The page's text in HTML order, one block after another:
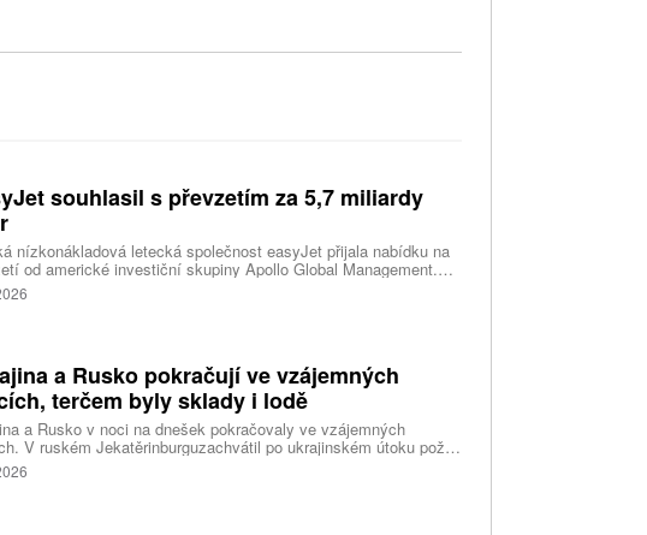
souhlasil s převzetím za 5,7 miliardy
nízkonákladová letecká společnost easyJet přijala nabídku na
od americké investiční skupiny Apollo Global Management.
oceňuje aerolinku na 5,7 miliardy liber, tedy přibližně 162
korun.
a Rusko pokračují ve vzájemných
terčem byly sklady i lodě
a Rusko v noci na dnešek pokračovaly ve vzájemných
V ruském Jekatěrinburguzachvátil po ukrajinském útoku požár
centrum ruského internetového prodejce Wildberries.
o tom informovala bez podrobností na síti Telegram.